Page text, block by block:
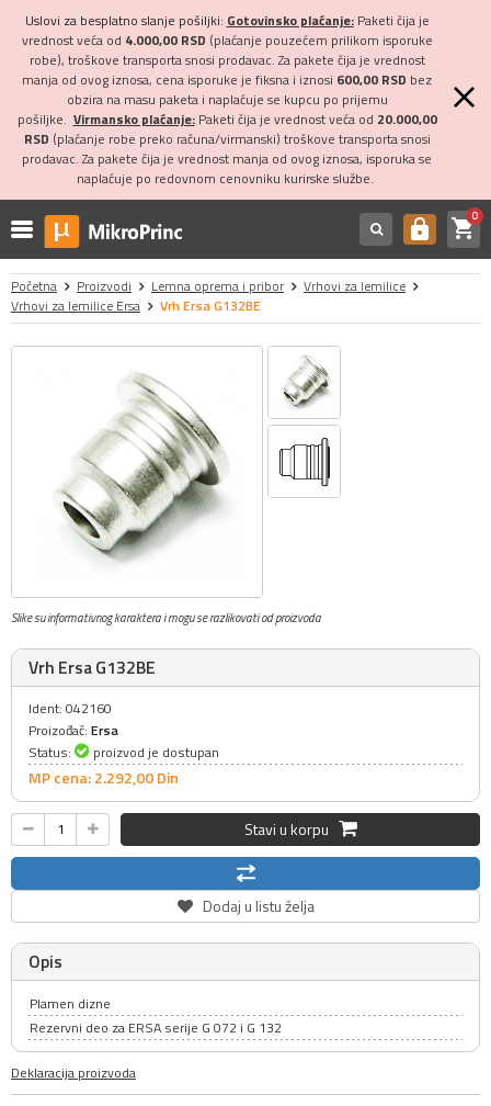
Uslovi za besplatno slanje pošiljki: Gotovinsko plaćanje:Paketi čija je
vrednost veća od 4.000,00 RSD (plaćanje pouzećem prilikom isporuke
robe), troškove transporta snosi prodavac. Za pakete čija je vrednost
manja od ovog iznosa, cena isporuke je fiksna i iznosi 600,00 RSD bez
obzira na masu paketa i naplaćuje se kupcu po prijemu
pošiljke. Virmansko plaćanje:Paketi čija je vrednost veća od 20.000,00
RSD (plaćanje robe preko računa/virmanski) troškove transporta snosi
prodavac. Za pakete čija je vrednost manja od ovog iznosa, isporuka se
naplaćuje po redovnom cenovniku kurirske službe.
https shopping_cart0
Početna Proizvodi Lemna oprema i pribor
Vrhovi za lemilice
Vrhovi za lemilice Ersa
Vrh Ersa G132BE
Slike su informativnog karaktera i mogu se razlikovati od proizvoda
Vrh Ersa G132BE
Ident: 042160
Proizođač: Ersa
Status:
proizvod je dostupan
MP cena: 2.292,00Din
Stavi u korpu
Dodaj u listu želja
Opis
Plamen dizne
Rezervni deo za ERSA serije G 072 i G 132
Deklaracija proizvoda